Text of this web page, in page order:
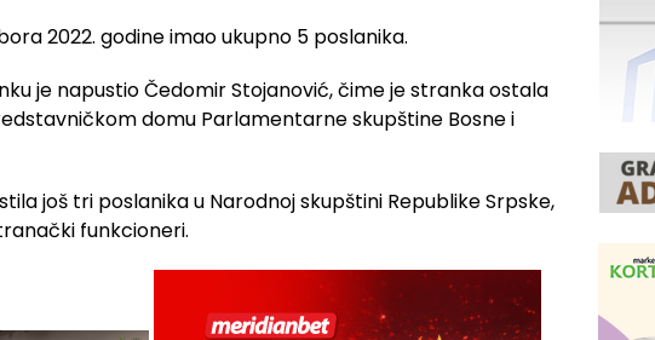
2022. godine imao ukupno 5 poslanika.
je napustio Čedomir Stojanović, čime je stranka ostala
domu Parlamentarne skupštine Bosne i
još tri poslanika u Narodnoj skupštini Republike Srpske,
funkcioneri.